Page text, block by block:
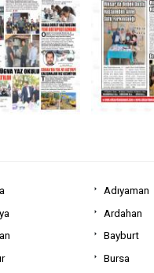
Adıyaman
Ardahan
Bayburt
Bursa